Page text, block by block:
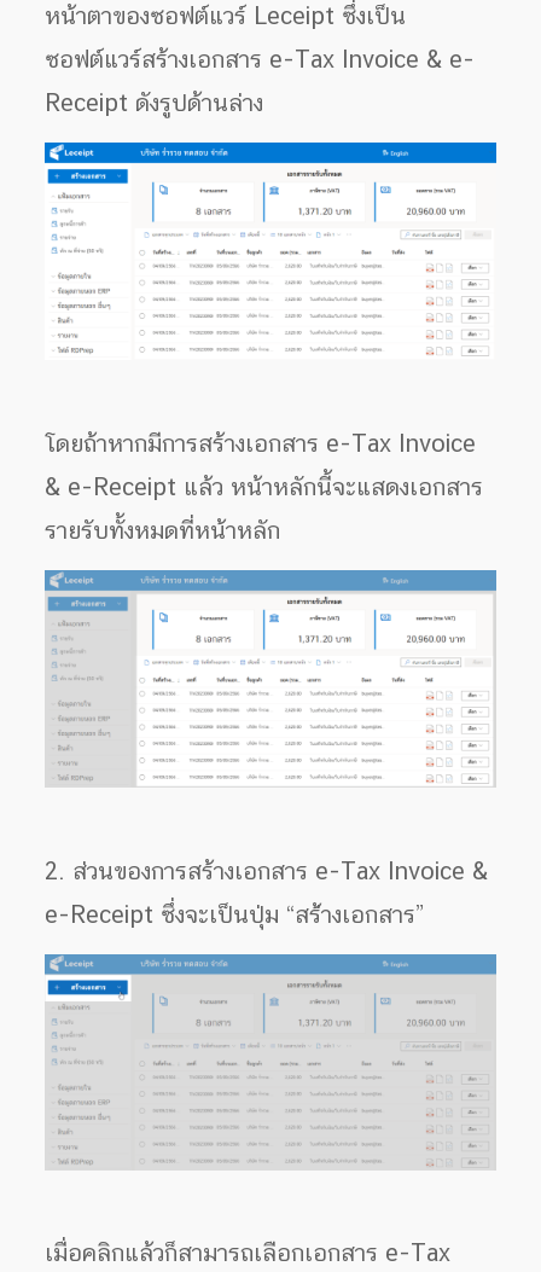
หน้าตาของซอฟต์แวร์ Leceipt ซึ่งเป็น
ซอฟต์แวร์สร้างเอกสาร e-Tax Invoice & e-
Receipt ดังรูปด้านล่าง
โดยถ้าหากมีการสร้างเอกสาร e-Tax Invoice
& e-Receipt แล้ว หน้าหลักนี้จะแสดงเอกสาร
รายรับทั้งหมดที่หน้าหลัก
2. ส่วนของการสร้างเอกสาร e-Tax Invoice &
e-Receipt ซึ่งจะเป็นปุ่ม “สร้่างเอกสาร”
เมื่อคลิกแล้วก็สามารถเลือกเอกสาร e-Tax